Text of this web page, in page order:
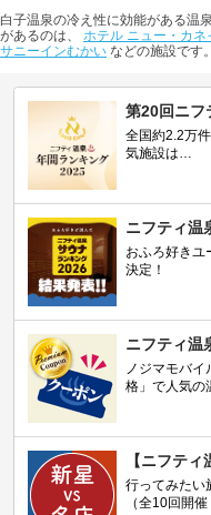
白子温泉の冷え性に効能がある温
があるのは、 ホテル ニュー・カネ
サニーインむかい などの施設です
第20回ニフ
全国約2.2万
気施設は…
ニフティ温
おふろ好きユ
決定！
ニフティ温
ノジマモバ
格」で人気の
【ニフティ
行ってみたい
（全10回開